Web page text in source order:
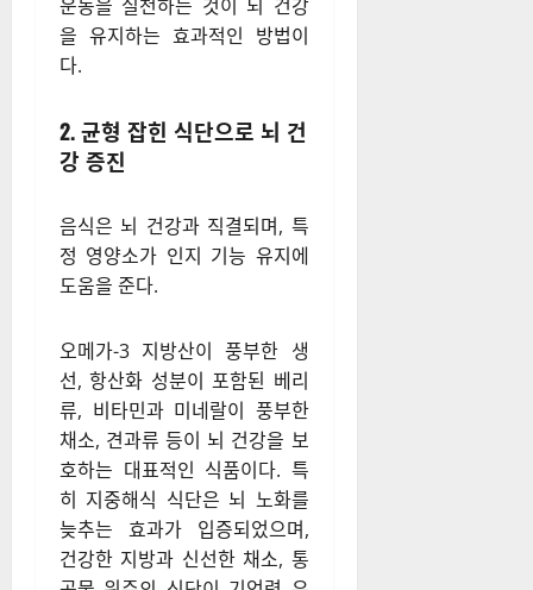
나타났다.
그렇지 않은 사람들보다 인지
기능 저하 속도가 느리며, 치매
다. 하루 30분 이상, 주 3~5회
운동을 실천하는 것이 뇌 건강
을 유지하는 효과적인 방법이
다.
2. 균형 잡힌 식단으로 뇌 건
강 증진
음식은 뇌 건강과 직결되며, 특
정 영양소가 인지 기능 유지에
도움을 준다.